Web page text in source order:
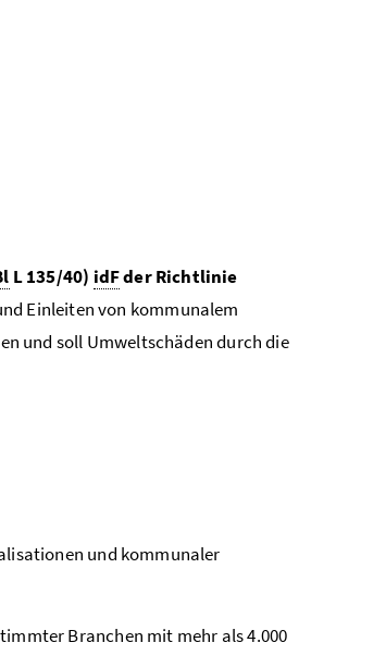
L 135/40) idFder Richtlinie
Einleiten von kommunalem
und soll Umweltschäden durch die
und kommunaler
Branchen mit mehr als 4.000